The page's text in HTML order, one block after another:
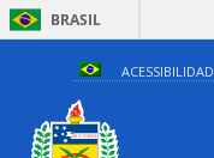
BRASIL